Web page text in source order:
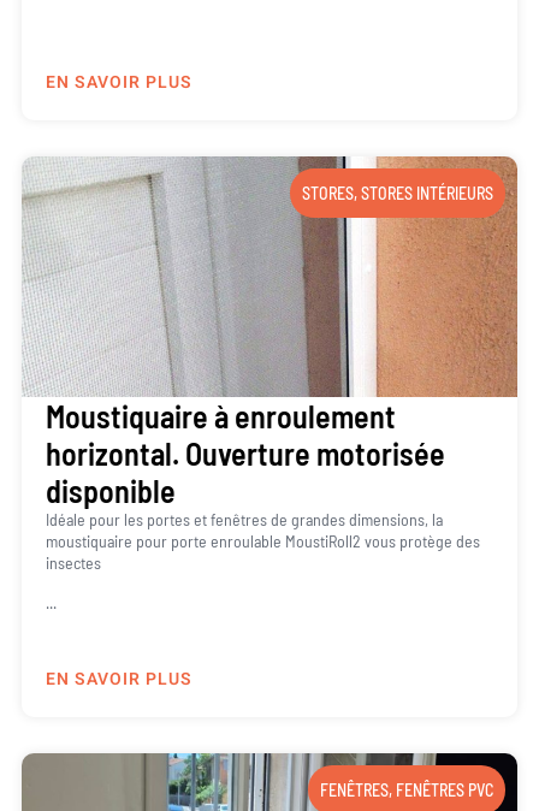
EN SAVOIR PLUS
STORES,STORES INTÉRIEURS
Moustiquaire à enroulement
horizontal. Ouverture motorisée
disponible
Idéale pour les portes et fenêtres de grandes dimensions, la
moustiquaire pour porte enroulable MoustiRoll2 vous protège des
insectes
...
EN SAVOIR PLUS
FENÊTRES, FENÊTRES PVC